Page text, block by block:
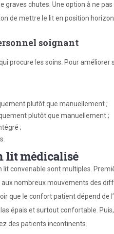
graves chutes. Une option à ne
de mettre le lit en position
soignant
procure les soins. Pour
plutôt que manuellement ;
plutôt que manuellement ;
;
lit médicalisé
lit convenable sont multiples.
aux nombreux mouvements des
que le confort patient dépend de
épais et surtout confortable.
des patients incontinents.